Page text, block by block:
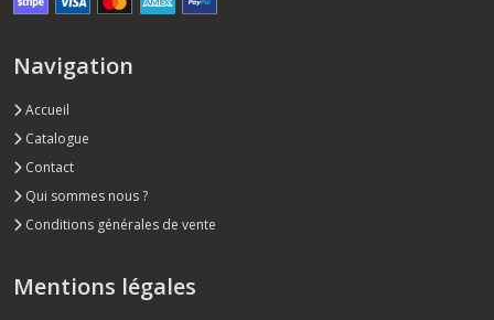
Navigation
Accueil
Catalogue
Contact
Qui sommes nous ?
Conditions générales de vente
Mentions légales